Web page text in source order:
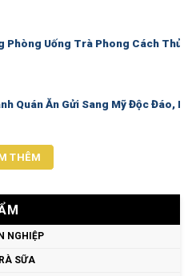
Phòng Uống Trà Phong Cách
Quán Ăn Gửi Sang Mỹ Độc Đáo,
THÊM
NGHIỆP
SỮA